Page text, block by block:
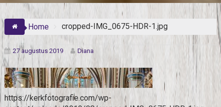
Home cropped-IMG_0675-HDR-1.jpg
27 augustus 2019 Diana
https://kerkfotografie.com/wp-